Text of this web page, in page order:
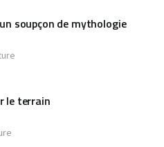
soupçon de mythologie
le terrain